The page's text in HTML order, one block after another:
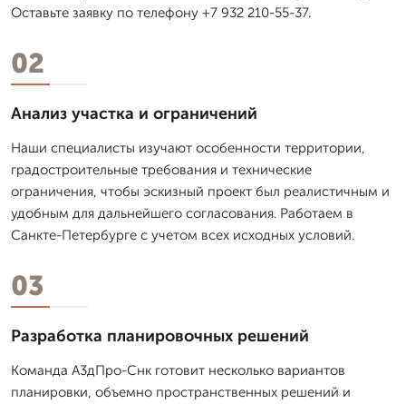
Оставьте заявку по телефону +7 932 210-55-37.
02
Анализ участка и ограничений
Наши специалисты изучают особенности территории,
градостроительные требования и технические
ограничения, чтобы эскизный проект был реалистичным и
удобным для дальнейшего согласования. Работаем в
Санкте-Петербурге с учетом всех исходных условий.
03
Разработка планировочных решений
Команда А3дПро-Снк готовит несколько вариантов
планировки, объемно пространственных решений и